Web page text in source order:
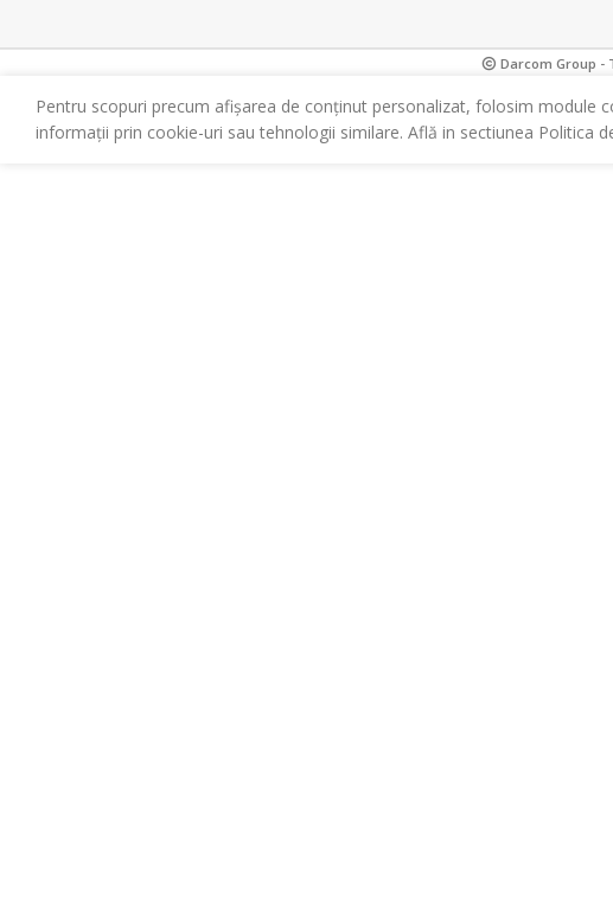
Darcom Group -
Pentru scopuri precum afișarea de conținut personalizat, folosim module
informații prin cookie-uri sau tehnologii similare. Află in sectiunea Politica